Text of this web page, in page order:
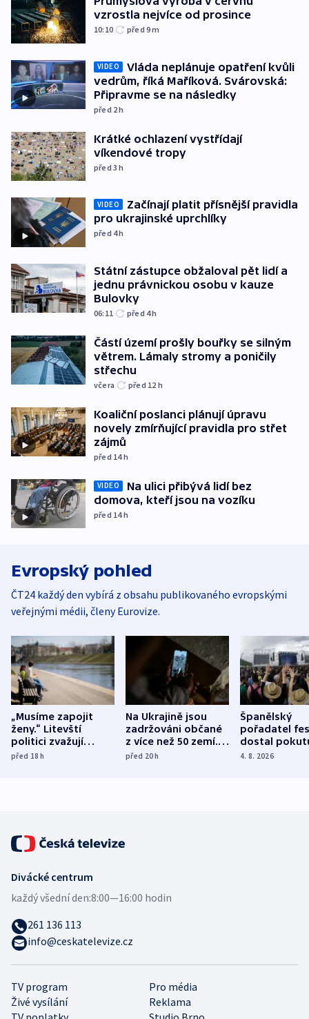
vzrostla nejvíce od prosince
10:10 před 9m
VIDEO
Vláda neplánuje opatření kvůli
vedrům, říká Maříková. Svárovská:
Připravme se na následky
před 2h
Krátké ochlazení vystřídají
víkendové tropy
před 3h
VIDEO
Začínají platit přísnější pravidla
pro ukrajinské uprchlíky
před 4h
Státní zástupce obžaloval pět lidí a
jednu právnickou osobu v kauze
Bulovky
06:11 před 4h
Částí území prošly bouřky se silným
větrem. Lámaly stromy a poničily
střechu
včera před 12 h
Koaliční poslanci plánují úpravu
novely zmírňující pravidla pro střet
zájmů
před 14h
VIDEO
Na ulici přibývá lidí bez
domova, kteří jsou na vozíku
před 14h
Evropský pohled
ČT24 každý den vybírá z obsahu publikovaného evropskými
veřejnými médii, členy Eurovize.
„Musíme zapojit
ženy.“ Litevští
politici zvažují
dohodu o
před 18h
Na Ukrajině jsou
zadržováni občané
z více než 50 zemí.
Bojovali na straně
před 20h
Španělský
pořadatel
dostal
nekalé
4. 8. 2026
TV program
Pro média
Živé vysílání
Reklama
Divácké centrum
každý všední den:8:00—16:00 hodin
261 136 113
info@ceskatelevize.cz